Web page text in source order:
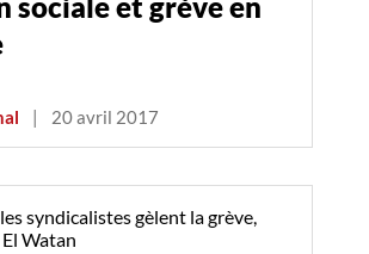
| 20 avril 2017